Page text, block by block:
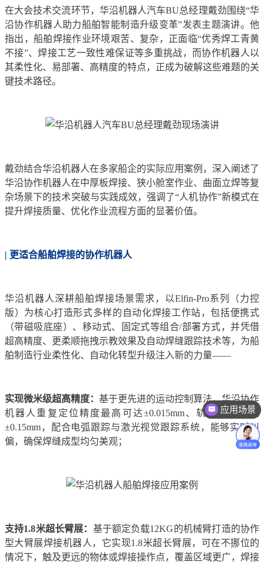
在大会技术交流环节，华沿机器人汽车BU总经理戴劲围绕“华
沿协作机器人助力船舶智能制造升级变革”发表主题演讲。他
指出，船舶焊接作业环境艰苦、复杂，正面临“优秀焊工青黄
不接”、焊接工艺一致性难保证等多重挑战，而协作机器人以
其柔性化、易部署、高精度的特点，正成为破解这些难题的关
键技术路径。
戴劲结合华沿机器人在多家船企的实际应用案例，深入阐述了
华沿协作机器人在中厚板焊接、狭小舱室作业、曲面立焊等复
杂场景下的技术突破与实践成效，强调了“人机协作”新模式在
提升焊接质量、优化作业流程方面的显著价值。
| 更适合船舶焊接的协作机器人
华沿机器人深耕船舶焊接场景需求，以Elfin-Pro系列（力控
版）为核心打造形式多样的自动化焊接工作站，包括便携式
（带磁吸底座）、移动式、固定式等组合/部署方式，并凭借
超高精度、更柔顺拖拽示教效果及自动焊缝跟踪技术等，为船
舶制造行业柔性化、自动化转型升级注入新的力量——
实现微米级超高精度： 基于更先进的运动控制算法，华沿协作
机器人重复定位精度最高可达±0.015mm、轨迹精度高达
±0.15mm，配合电弧跟踪与激光视觉跟踪系统，能够实时纠
偏，确保焊缝成型均匀美观；
支持1.8米超长臂展： 基于额定负载12KG的机械臂打造的协作
型大臂展焊接机器人，它实现1.8米超长臂展，可在不挪位的
情况下，触及更远的物体或焊接操作点，覆盖区域更广，焊接
应用场景
价格咨询